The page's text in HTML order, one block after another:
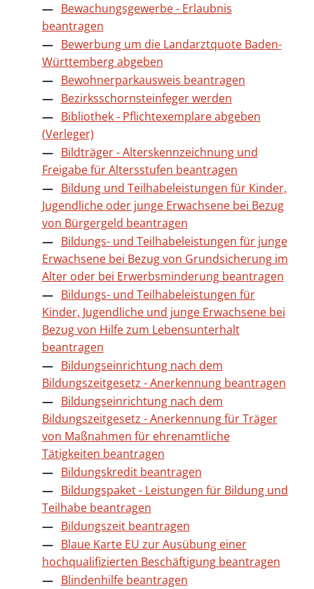
Bewachungsgewerbe - Erlaubnis
beantragen
Bewerbung um die Landarztquote Baden-
Württemberg abgeben
Bewohnerparkausweis beantragen
Bezirksschornsteinfeger werden
Bibliothek - Pflichtexemplare abgeben
(Verleger)
Bildträger - Alterskennzeichnung und
Freigabe für Altersstufen beantragen
Bildung und Teilhabeleistungen für Kinder,
Jugendliche oder junge Erwachsene bei Bezug
von Bürgergeld beantragen
Bildungs- und Teilhabeleistungen für junge
Erwachsene bei Bezug von Grundsicherung im
Alter oder bei Erwerbsminderung beantragen
Bildungs- und Teilhabeleistungen für
Kinder, Jugendliche und junge Erwachsene bei
Bezug von Hilfe zum Lebensunterhalt
beantragen
Bildungseinrichtung nach dem
Bildungszeitgesetz - Anerkennung beantragen
Bildungseinrichtung nach dem
Bildungszeitgesetz - Anerkennung für Träger
von Maßnahmen für ehrenamtliche
Tätigkeiten beantragen
Bildungskredit beantragen
Bildungspaket - Leistungen für Bildung und
Teilhabe beantragen
Bildungszeit beantragen
Blaue Karte EU zur Ausübung einer
hochqualifizierten Beschäftigung beantragen
Blindenhilfe beantragen